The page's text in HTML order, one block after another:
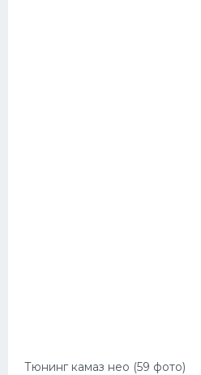
Тюнинг камаз нео (59 фото)